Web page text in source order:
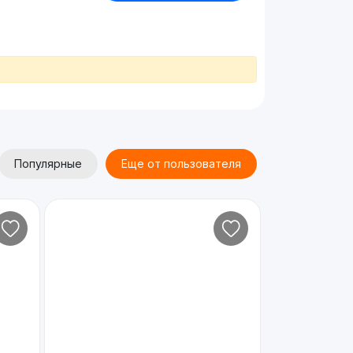
Популярные Еще от пользователя